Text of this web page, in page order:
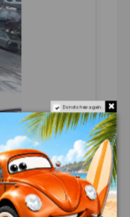
Do not show again.